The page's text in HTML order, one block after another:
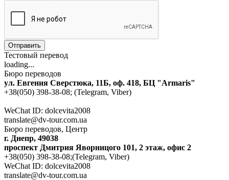
Отправить
Тестовый перевод
loading...
Бюро переводов
ул. Евгения Сверстюка, 11Б, оф. 418, БЦ "Armaris"
+38(050) 398-38-08; (Telegram, Viber)
WeChat ID: dolcevita2008
translate@dv-tour.com.ua
Бюро переводов, Центр
г. Днепр, 49038
проспект Дмитрия Яворницого 101, 2 этаж, офис 2
+38(050) 398-38-08;(Telegram, Viber)
WeChat ID: dolcevita2008
translate@dv-tour.com.ua